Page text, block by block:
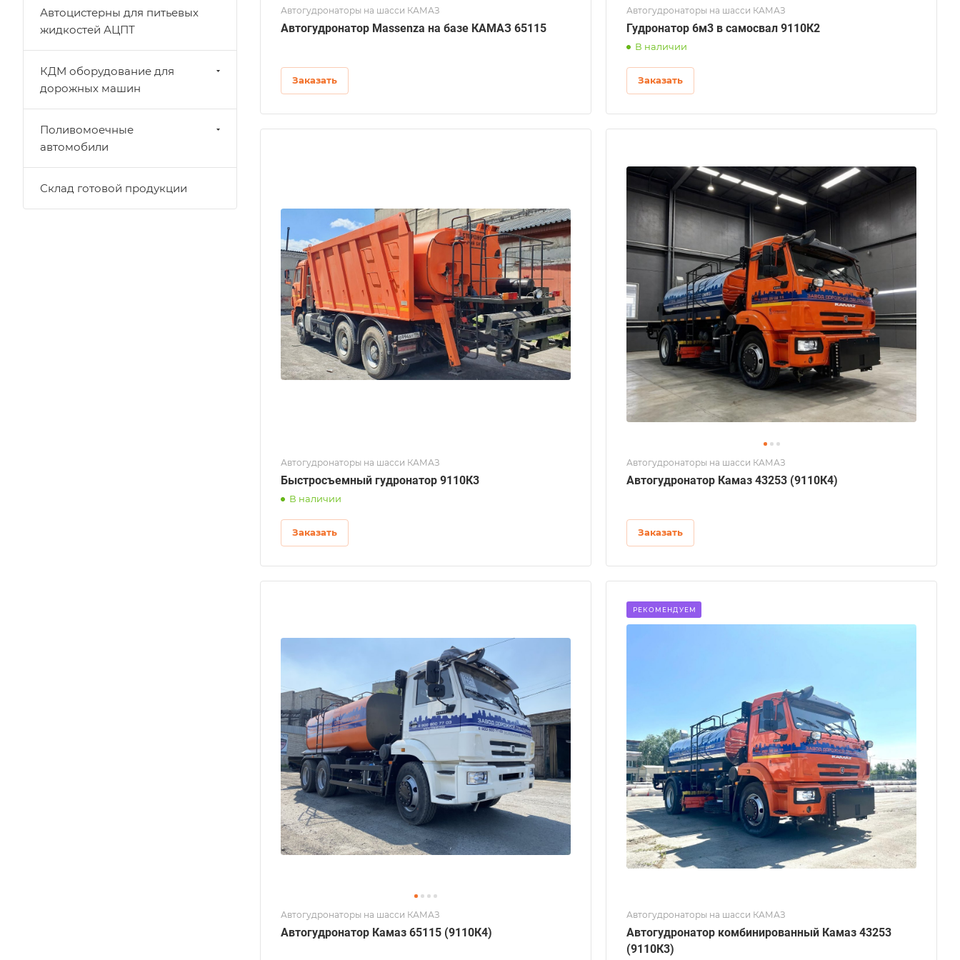
Автогудронаторы на шасси КАМАЗ
Автогудронатор Massenza на базе КАМАЗ 65115
Заказать
Автогудронаторы на шасси КАМАЗ
Гудронатор 6м3 в самосвал 9110К2
В наличии
Заказать
Автогудронаторы на шасси КАМАЗ
Быстросъемный гудронатор 9110К3
В наличии
Заказать
Автогудронаторы на шасси КАМАЗ
Автогудронатор Камаз 43253 (9110К4)
Заказать
Автогудронаторы на шасси КАМАЗ
Автогудронатор Камаз 65115 (9110К4)
РЕКОМЕНДУЕМ
Автогудронаторы на шасси КАМАЗ
Автогудронатор комбинированный Камаз 43253
(9110К3)
Автоцистерны для питьевых
жидкостей АЦПТ
КДМ оборудование для
дорожных машин
Поливомоечные
автомобили
Склад готовой продукции